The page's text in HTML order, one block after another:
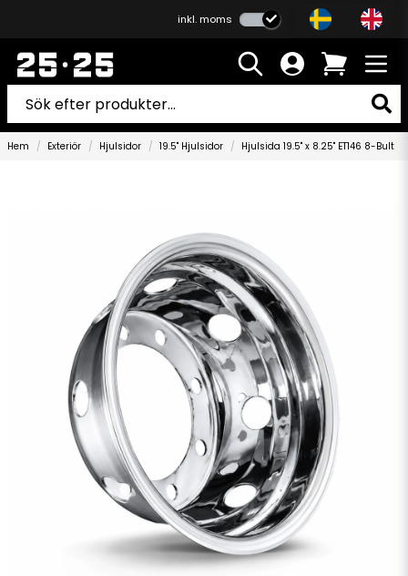
inkl. moms
Hem Exteriör Hjulsidor 19.5" Hjulsidor Hjulsida 19.5" x 8.25" ET146 8-Bult